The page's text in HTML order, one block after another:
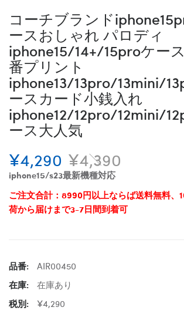
コーチブランド
ースおしゃれ パロディ
iphone15/14+/15proケー
番プリント
iphone13/13pro/13mini/
ースカード小銭入れ
iphone12/12pro/12mini/
ース大人気
¥4,290 ¥4,390
iphone15/s23最新機種対応
ご注文合計：8990円以上ならば送料無料、
荷から届けまで3-7日間到着可
品番:
AIR00450
在庫:
在庫あり
税別:
¥4,290